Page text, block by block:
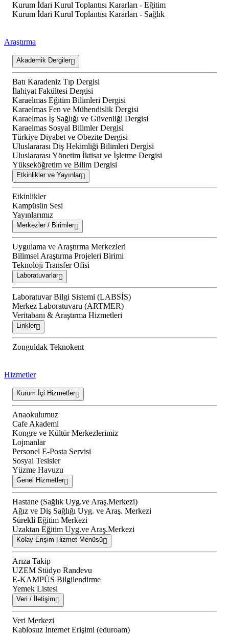
Kurum İdari Kurul Toplantısı Kararları - Eğitim
Kurum İdari Kurul Toplantısı Kararları - Sağlık
Araştırma
Akademik Dergiler
Batı Karadeniz Tıp Dergisi
İlahiyat Fakültesi Dergisi
Karaelmas Eğitim Bilimleri Dergisi
Karaelmas Fen ve Mühendislik Dergisi
Karaelmas İş Sağlığı ve Güvenliği Dergisi
Karaelmas Sosyal Bilimler Dergisi
Türkiye Diyabet ve Obezite Dergisi
Uluslararası Diş Hekimliği Bilimleri Dergisi
Uluslararası Yönetim İktisat ve İşletme Dergisi
Yükseköğretim ve Bilim Dergisi
Etkinlikler ve Yayınlar
Etkinlikler
Kampüsün Sesi
Yayınlarımız
Merkezler / Birimler
Uygulama ve Araştırma Merkezleri
Bilimsel Araştırma Projeleri Birimi
Teknoloji Transfer Ofisi
Laboratuvarlar
Laboratuvar Bilgi Sistemi (LABSİS)
Merkez Laboratuvaru (ARTMER)
Veritabanı & Araştırma Hizmetleri
Linkler
Zonguldak Teknokent
Hizmetler
Kurum İçi Hizmetler
Anaokulumuz
Cafe Akademi
Kongre ve Kültür Merkezlerimiz
Lojmanlar
Personel E-Posta Servisi
Sosyal Tesisler
Yüzme Havuzu
Genel Hizmetler
Hastane (Sağlık Uyg.ve Araş.Merkezi)
Ağız ve Diş Sağlığı Uyg. ve Araş. Merkezi
Sürekli Eğitim Merkezi
Uzaktan Eğitim Uyg.ve Araş.Merkezi
Kolay Erişim Hizmet Menüsü
Arıza Takip
UZEM Stüdyo Randevu
E-KAMPÜS Bilgilendirme
Yemek Listesi
Veri / İletişim
Veri Merkezi
Kablosuz İnternet Erişimi (eduroam)